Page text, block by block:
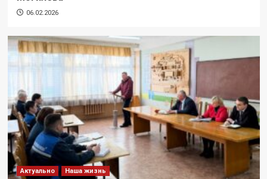
06.02.2026
Актуально Наша жизнь